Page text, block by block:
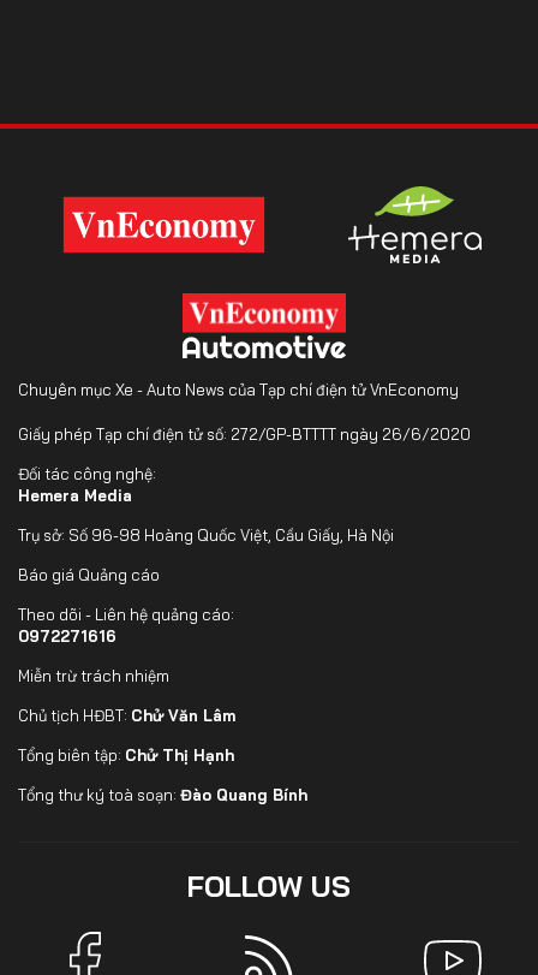
Chuyên mục Xe - Auto News của Tạp chí điện tử VnEconomy
Giấy phép Tạp chí điện tử số: 272/GP-BTTTT ngày 26/6/2020
Đối tác công nghệ:
Hemera Media
Trụ sở: Số 96-98 Hoàng Quốc Việt, Cầu Giấy, Hà Nội
Báo giá Quảng cáo
Theo dõi - Liên hệ quảng cáo:
0972271616
Miễn trừ trách nhiệm
Chủ tịch HĐBT: Chử Văn Lâm
Tổng biên tập: Chử Thị Hạnh
Tổng thư ký toà soạn: Đào Quang Bính
FOLLOW US